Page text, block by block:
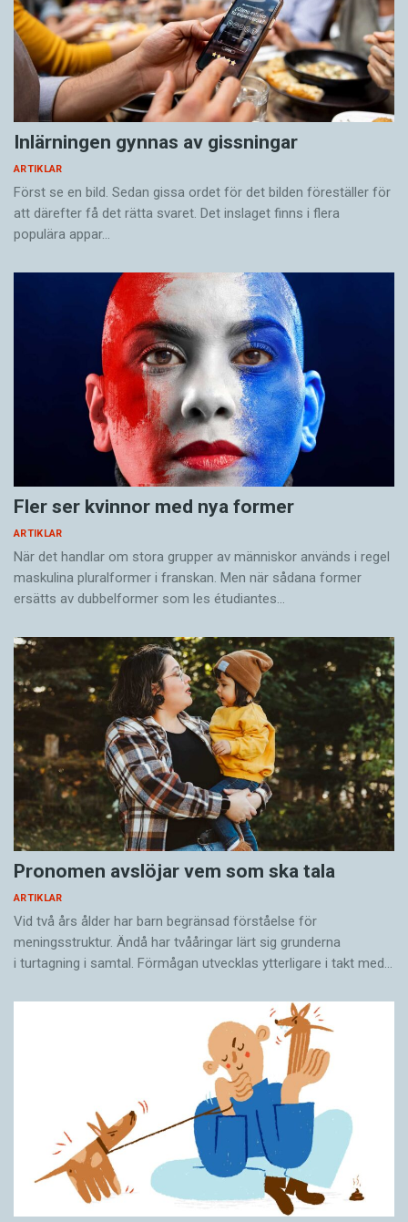
Inlärningen gynnas av gissningar
ARTIKLAR
Först se en bild. Sedan gissa ordet för det bilden föreställer för
att därefter få det rätta svaret. Det inslaget finns i flera
populära appar…
Fler ser kvinnor med nya former
ARTIKLAR
När det handlar om stora grupper av människor används i regel
maskulina pluralformer i franskan. Men när sådana ­former
ersätts av dubbel­former som les étudiantes…
Pronomen avslöjar vem som ska tala
ARTIKLAR
Vid två års ålder har barn begränsad förståelse för
meningsstruktur. Ändå har tvååringar lärt sig grunderna
i turtagning i samtal. Förmågan utvecklas ytterligare i takt med…